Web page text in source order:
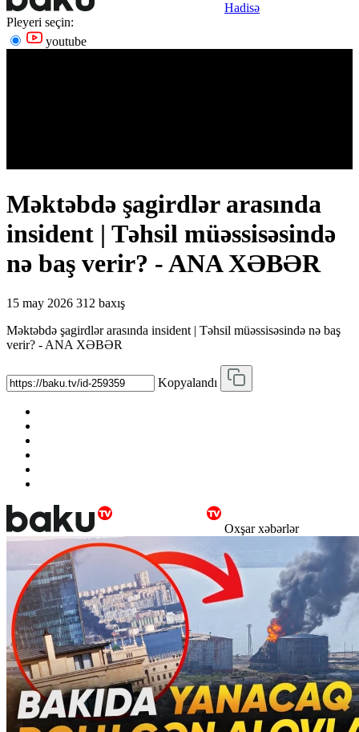
Hadisə
Pleyeri seçin:
youtube
Məktəbdə şagirdlər arasında
insident | Təhsil müəssisəsində
nə baş verir? - ANA XƏBƏR
15 may 2026 312 baxış
Məktəbdə şagirdlər arasında insident | Təhsil müəssisəsində nə baş
verir? - ANA XƏBƏR
Kopyalandı
Oxşar xəbərlər